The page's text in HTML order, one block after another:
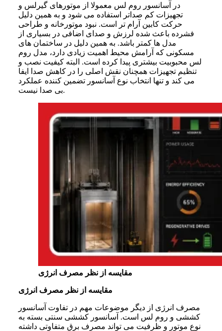
در آسانسور روم لس معمولا از موتورهای گیرلس و
تجهیزات کم صداتر استفاده می شود و به همین دلیل
حرکت کابین آرام تر است. نبود موتورخانه و طراحی
فشرده باعث شده لرزش و صدای اضافی در بسیاری از
مدل ها کمتر باشد. به همین دلیل در ساختمان های
مسکونی که آرامش محیط اهمیت زیادی دارد، مدل روم
لس محبوبیت بیشتری پیدا کرده است. البته کیفیت نصب و
تنظیم تجهیزات همچنان نقش اصلی را در کاهش صدا ایفا
می کند و تنها انتخاب نوع آسانسور تضمین کننده عملکرد
بی صدا نیست.
مقایسه از نظر مصرف انرژی
مقایسه از نظر مصرف انرژی
مصرف انرژی از دیگر موضوعات مهم در تفاوت آسانسور
کششی و روم لس است. آسانسور کششی سنتی بسته به
نوع موتور و ظرفیت می تواند مصرف برق متفاوتی داشته